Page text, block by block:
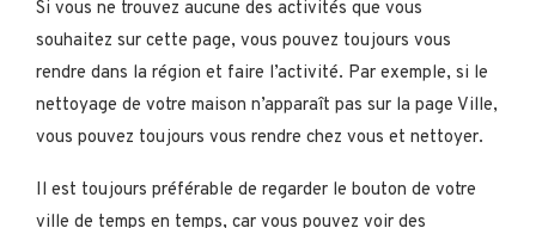
Si vous ne trouvez aucune des activités que vous
souhaitez sur cette page, vous pouvez toujours vous
rendre dans la région et faire l’activité. Par exemple, si le
nettoyage de votre maison n’apparaît pas sur la page Ville,
vous pouvez toujours vous rendre chez vous et nettoyer.
Il est toujours préférable de regarder le bouton de votre
ville de temps en temps, car vous pouvez voir des